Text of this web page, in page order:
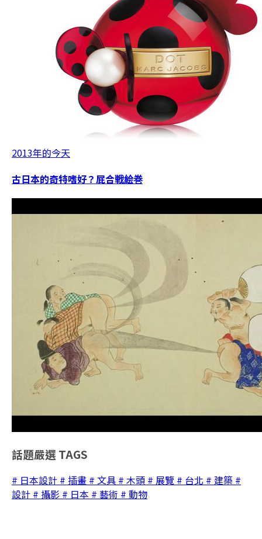
2013年的今天
古日本的奇特嗜好？屁合戦絵巻
話題嚴選 TAGS
# 日本設計 # 插畫 # 文具 # 木頭 # 展覽 # 台北 # 建築 #
設計 # 攝影 # 日本 # 藝術 # 動物